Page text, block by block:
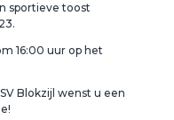
sportieve toost
16:00 uur op het
Blokzijl wenst u een